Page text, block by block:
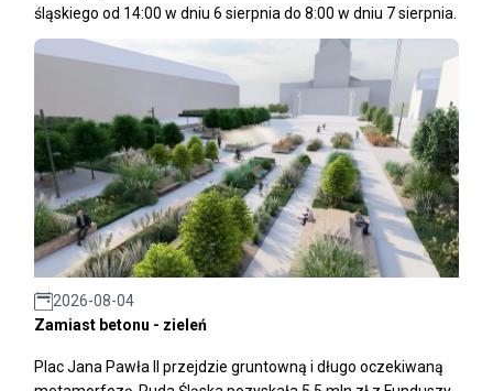
śląskiego od 14:00 w dniu 6 sierpnia do 8:00 w dniu 7 sierpnia.
2026-08-04
Zamiast betonu - zieleń
Plac Jana Pawła II przejdzie gruntowną i długo oczekiwaną